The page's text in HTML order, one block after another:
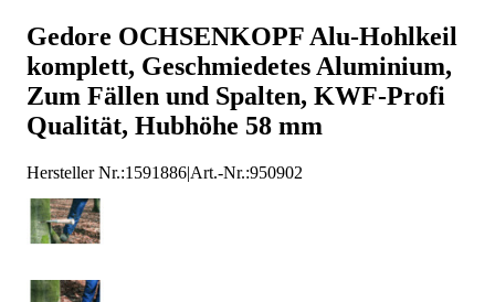
Gedore OCHSENKOPF Alu-Hohlkeil
komplett, Geschmiedetes Aluminium,
Zum Fällen und Spalten, KWF-Profi
Qualität, Hubhöhe 58 mm
Hersteller Nr.:1591886|Art.-Nr.:950902